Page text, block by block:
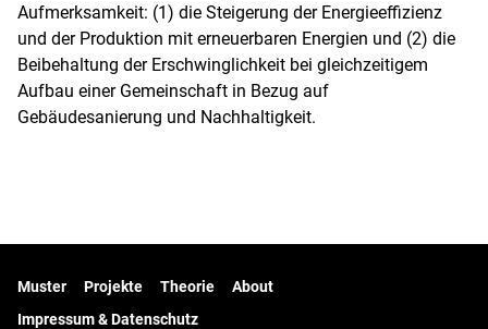
Aufmerksamkeit: (1) die Steigerung der Energieeffizienz
und der Produktion mit erneuerbaren Energien und (2) die
Beibehaltung der Erschwinglichkeit bei gleichzeitigem
Aufbau einer Gemeinschaft in Bezug auf
Gebäudesanierung und Nachhaltigkeit.
Muster Projekte Theorie
About
Impressum & Datenschutz